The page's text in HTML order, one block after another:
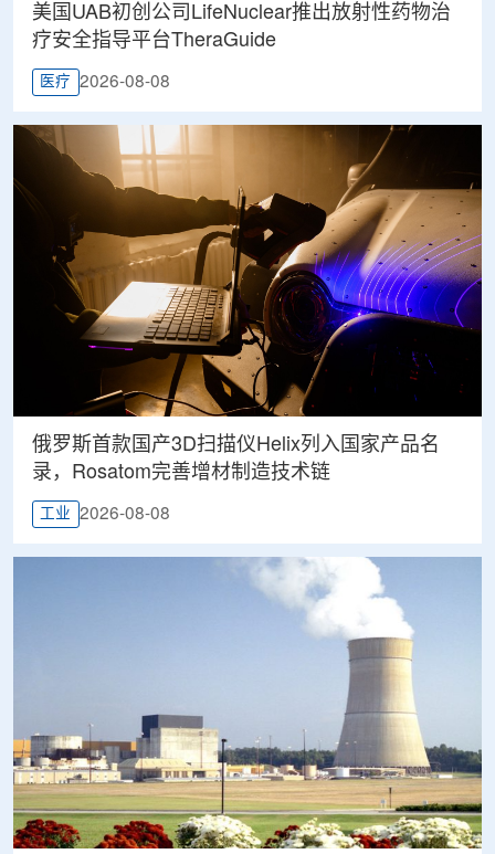
美国UAB初创公司LifeNuclear推出放射性药物治
疗安全指导平台TheraGuide
医疗 2026-08-08
俄罗斯首款国产3D扫描仪Helix列入国家产品名
录，Rosatom完善增材制造技术链
工业 2026-08-08